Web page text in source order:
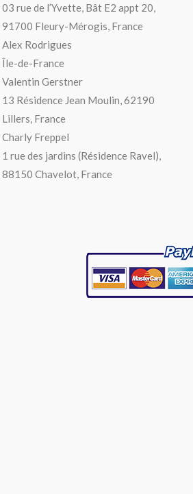
03 rue de l’Yvette, Bât E2 appt 20,
91700 Fleury-Mérogis, France
Alex Rodrigues
Île-de-France
Valentin Gerstner
13 Résidence Jean Moulin, 62190
Lillers, France
Charly Freppel
1 rue des jardins (Résidence Ravel),
88150 Chavelot, France